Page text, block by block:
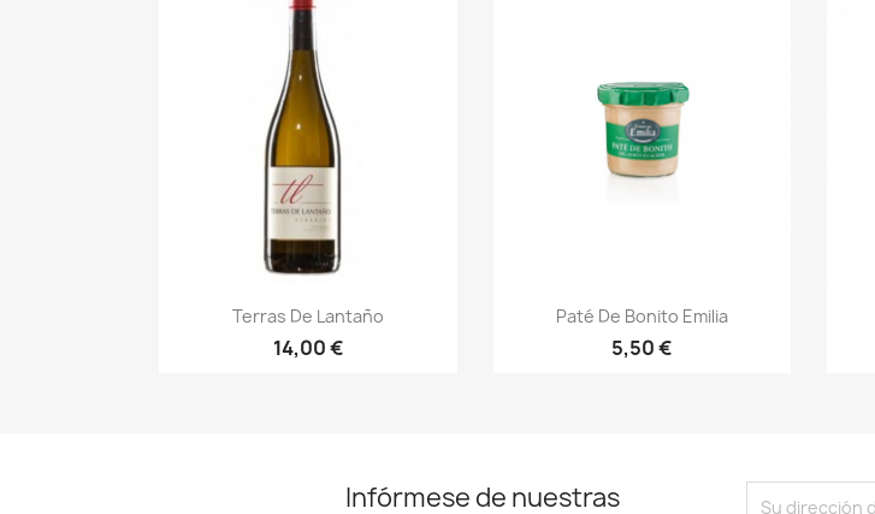
Vista rápida
Terras De Lantaño
14,00 €
Vista rápida
Paté De Bonito Emilia
5,50 €
Infórmese de nuestras